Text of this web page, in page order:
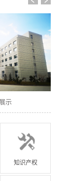
厂房展示
知识产权